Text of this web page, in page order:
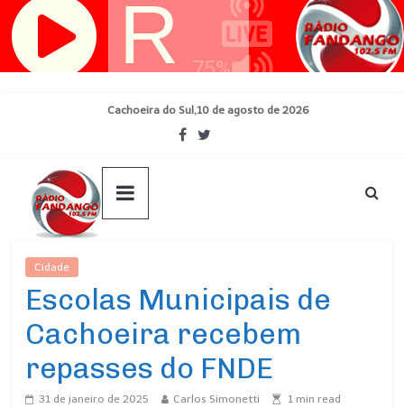
Pular
para
Cachoeira do Sul,10 de agosto de 2026
Cidade
Escolas Municipais de
Cachoeira recebem
repasses do FNDE
31 de janeiro de 2025 Carlos Simonetti 1 min read